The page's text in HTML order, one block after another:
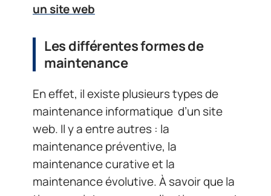
un site web
Les différentes formes de
maintenance
En effet, il existe plusieurs types de
maintenance informatique d’un site
web. Il y a entre autres : la
maintenance préventive, la
maintenance curative et la
maintenance évolutive. À savoir que la